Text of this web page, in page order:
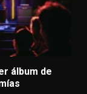
álbum de